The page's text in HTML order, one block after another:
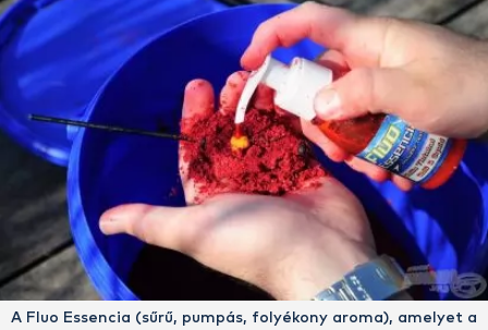
A Fluo Essencia (sűrű, pumpás, folyékony aroma), amelyet a